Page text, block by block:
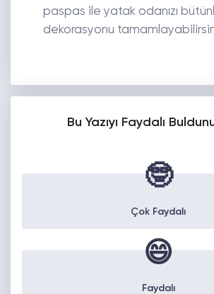
paspas ile yatak odanızı
dekorasyonu
Bu Yazıyı Faydalı
🤓
Çok Faydalı
😄
Faydalı